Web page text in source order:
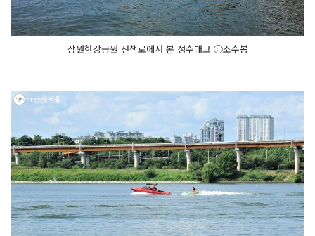
잠원한강공원 산책로에서 본 성수대교 ⓒ조수봉